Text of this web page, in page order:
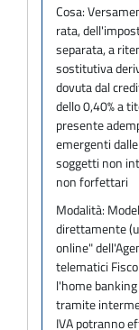
Cosa:
rata,
separata, a
sostitutiva
dovuta dal
dello 0,40% a
presente
emergenti
soggetti non
non forfettari
Modalità:
direttamente
online"
telematici
l'home
tramite
IVA potranno